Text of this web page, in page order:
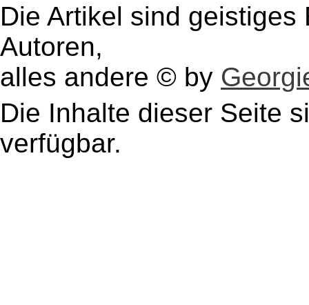
Die Artikel sind
Autoren,
alles andere © by
Die Inhalte dieser Seite
verfügbar.